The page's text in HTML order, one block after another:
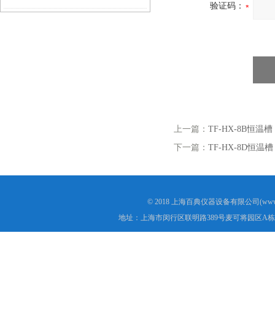
验证码：
上一篇： TF-HX-8B恒温槽
下一篇： TF-HX-8D恒温槽
© 2018 上海百典仪器设备有限公司
地址：上海市闵行区联明路389号麦可将园区A